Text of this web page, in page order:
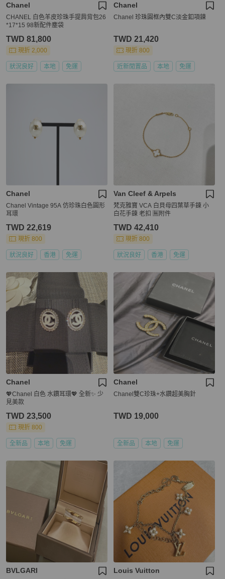
Chanel
CHANEL 白色羊皮珍珠手提肩背包26
*17*15 98新配件塵袋
TWD 81,800
現折 2,000
狀況良好 本地 免運
Chanel
Chanel 珍珠圓框內雙C淡金釦項鍊
TWD 21,420
現折 800
近新閒置品 本地 免運
Chanel
Chanel Vintage 95A 仿珍珠白色圓形
耳環
TWD 22,619
現折 800
狀況良好 香港 免運
Van Cleef & Arpels
梵克雅寶 VCA 白貝母四葉草手鍊 小
白花手鍊 老扣 🈚附件
TWD 42,410
現折 800
狀況良好 香港 免運
Chanel
💖Chanel 白色 水鑽耳環💖 全新✨ 少
見美款
TWD 23,500
現折 800
全新品 本地 免運
Chanel
Chanel雙C珍珠+水鑽超美胸針
TWD 19,000
全新品 本地 免運
BVLGARI Louis Vuitton